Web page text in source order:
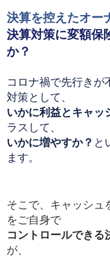
決算を控えたオー
決算対策に変額保
か？
コロナ禍で先行きが
対策として、
いかに利益とキャッ
ラスして、
いかに増やすか？ と
ます。
そこで、キャッシュ
をご自身で
コントロールできる
が、